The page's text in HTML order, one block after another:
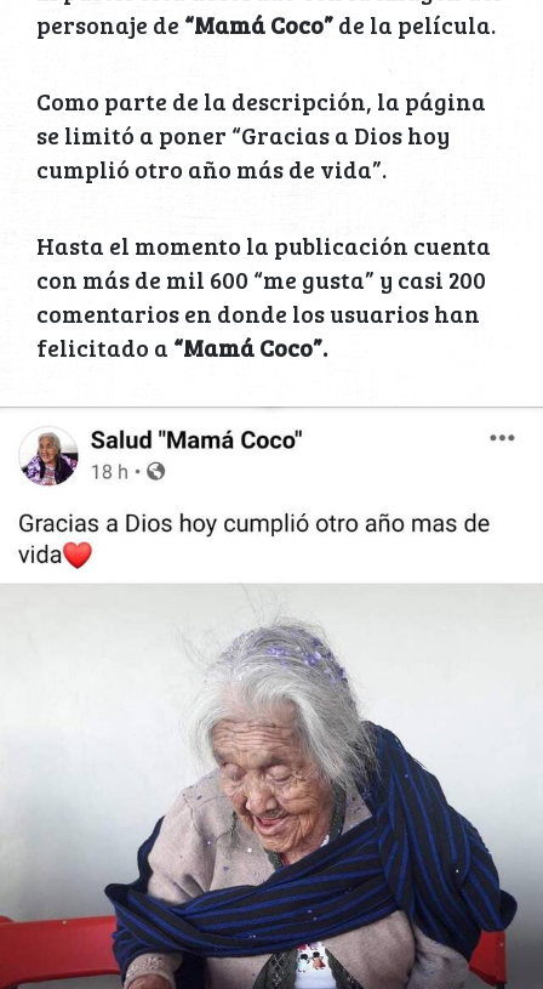
personaje de “Mamá Coco”de la película.
Como parte de la descripción, la página
se limitó a poner “Gracias a Dios hoy
cumplió otro año más de vida”.
Hasta el momento la publicación cuenta
con más de mil 600 “me gusta” y casi 200
comentarios en donde los usuarios han
felicitado a “Mamá Coco”.